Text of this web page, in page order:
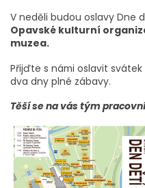
V neděli budou oslavy Dne
Opavské kulturní
muzea.
Přijďte s námi oslavit
dva dny plné zábavy.
Těší se na vás tým